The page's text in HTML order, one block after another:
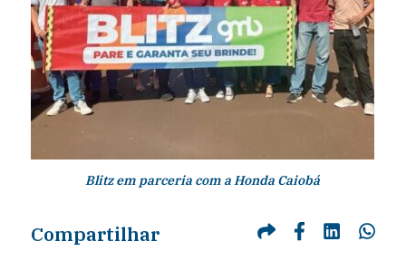
Blitz em parceria com a Honda Caiobá
Compartilhar